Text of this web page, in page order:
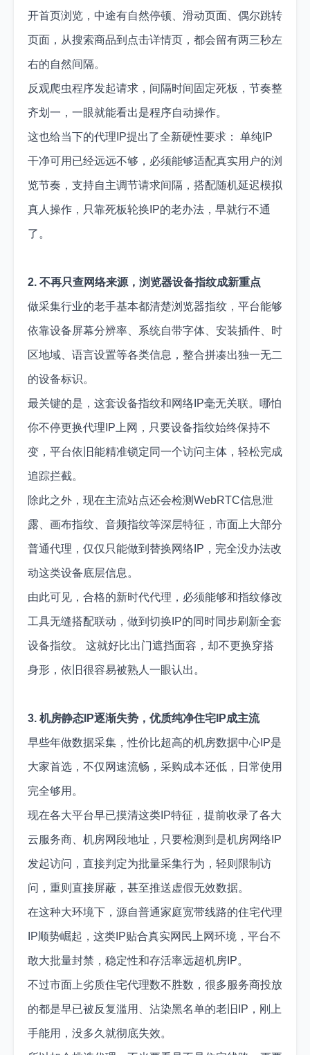
开首页浏览，中途有自然停顿、滑动页面、偶尔跳转
页面，从搜索商品到点击详情页，都会留有两三秒左
右的自然间隔。
反观爬虫程序发起请求，间隔时间固定死板，节奏整
齐划一，一眼就能看出是程序自动操作。
这也给当下的代理IP提出了全新硬性要求： 单纯IP
干净可用已经远远不够，必须能够适配真实用户的浏
览节奏，支持自主调节请求间隔，搭配随机延迟模拟
真人操作，只靠死板轮换IP的老办法，早就行不通
了。
2. 不再只查网络来源，浏览器设备指纹成新重点
做采集行业的老手基本都清楚浏览器指纹，平台能够
依靠设备屏幕分辨率、系统自带字体、安装插件、时
区地域、语言设置等各类信息，整合拼凑出独一无二
的设备标识。
最关键的是，这套设备指纹和网络IP毫无关联。哪怕
你不停更换代理IP上网，只要设备指纹始终保持不
变，平台依旧能精准锁定同一个访问主体，轻松完成
追踪拦截。
除此之外，现在主流站点还会检测WebRTC信息泄
露、画布指纹、音频指纹等深层特征，市面上大部分
普通代理，仅仅只能做到替换网络IP，完全没办法改
动这类设备底层信息。
由此可见，合格的新时代代理，必须能够和指纹修改
工具无缝搭配联动，做到切换IP的同时同步刷新全套
设备指纹。 这就好比出门遮挡面容，却不更换穿搭
身形，依旧很容易被熟人一眼认出。
3. 机房静态IP逐渐失势，优质纯净住宅IP成主流
早些年做数据采集，性价比超高的机房数据中心IP是
大家首选，不仅网速流畅，采购成本还低，日常使用
完全够用。
现在各大平台早已摸清这类IP特征，提前收录了各大
云服务商、机房网段地址，只要检测到是机房网络IP
发起访问，直接判定为批量采集行为，轻则限制访
问，重则直接屏蔽，甚至推送虚假无效数据。
在这种大环境下，源自普通家庭宽带线路的住宅代理
IP顺势崛起，这类IP贴合真实网民上网环境，平台不
敢大批量封禁，稳定性和存活率远超机房IP。
不过市面上劣质住宅代理数不胜数，很多服务商投放
的都是早已被反复滥用、沾染黑名单的老旧IP，刚上
手能用，没多久就彻底失效。